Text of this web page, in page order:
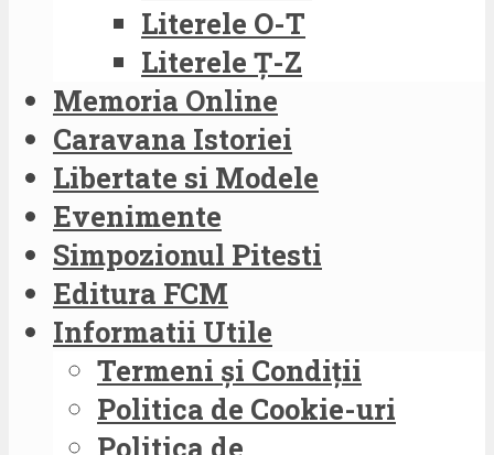
Literele O-T
Literele Ț-Z
Memoria Online
Caravana Istoriei
Libertate si Modele
Evenimente
Simpozionul Pitesti
Editura FCM
Informatii Utile
Termeni și Condiții
Politica de Cookie-uri
Politica de